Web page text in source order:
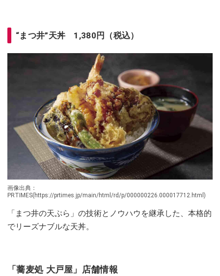
“まつ井”天丼 1,380円（税込）
画像出典：
PRTIMES(https://prtimes.jp/main/html/rd/p/000000226.000017712.html)
「まつ井の天ぷら」の技術とノウハウを継承した、本格的
でリーズナブルな天丼。
「蕎麦処 大戸屋」店舗情報